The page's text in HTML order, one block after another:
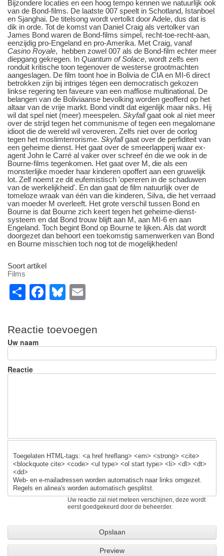
Bijzondere locaties en een hoog tempo kennen we natuurlijk ook
van de Bond-films. De laatste 007 speelt in Schotland, Istanboel
en Sjanghai. De titelsong wordt vertolkt door Adele, dus dat is
dik in orde. Tot de komst van Daniel Craig als vertolker van
James Bond waren de Bond-films simpel, recht-toe-recht-aan,
eenzijdig pro-Engeland en pro-Amerika. Met Craig, vanaf
Casino Royale, hebben zowel 007 als de Bond-film echter meer
diepgang gekregen. In Quantum of Solace, wordt zelfs een
ronduit kritische toon tegenover de westerse grootmachten
aangeslagen. De film toont hoe in Bolivia de CIA en MI-6 direct
betrokken zijn bij intriges tégen een democratisch gekozen
linkse regering ten faveure van een maffiose multinational. De
belangen van de Boliviaanse bevolking worden geofferd op het
altaar van de vrije markt. Bond vindt dat eigenlijk maar niks. Hij
wil dat spel niet (meer) meespelen. Skyfallgaat ook al niet meer
over de strijd tegen het communisme of tegen een megalomane
idioot die de wereld wil veroveren. Zelfs niet over de oorlog
tegen het moslimterrorisme. Skyfallgaat over de perfiditeit van
een geheime dienst. Het gaat over de smeerlapperij waar ex-
agent John le Carré al vaker over schreef én die we ook in de
Bourne-films tegenkomen. Het gaat over M, die als een
monsterlijke moeder haar kinderen opoffert aan een gruwelijk
lot. Zelf noemt ze dit eufemistisch 'opereren in de schaduwen
van de werkelijkheid'. En dan gaat de film natuurlijk over de
tomeloze wraak van één van die kinderen, Silva, die het verraad
van moeder M overleeft. Het grote verschil tussen Bond en
Bourne is dat Bourne zich keert tegen het geheime-dienst-
systeem en dat Bond trouw blijft aan M, aan MI-6 en aan
Engeland. Toch begint Bond op Bourne te lijken. Als dat wordt
doorgezet dan behoort een toekomstig samenwerken van Bond
en Bourne misschien toch nog tot de mogelijkheden!
Soort artikel
Films
S
ar
e
F
c
e
b
o
Bl
e
sk
y
ail
Reactie toevoegen
Uw naam
Reactie
Toegelaten HTML-tags: <a href hreflang> <em> <strong> <cite>
<blockquote cite> <code> <ul type> <ol start type> <li> <dl> <dt>
<dd>
Web- en e-mailadressen worden automatisch naar links omgezet.
Regels en alinea's worden automatisch gesplitst.
Uw reactie zal niet meteen verschijnen, deze wordt
eerst goedgekeurd door de beheerder.